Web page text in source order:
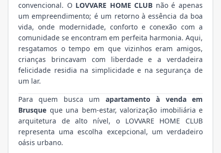
convencional. O LOVVARE HOME CLUB não é apenas
um empreendimento; é um retorno à essência da boa
vida, onde modernidade, conforto e conexão com a
comunidade se encontram em perfeita harmonia. Aqui,
resgatamos o tempo em que vizinhos eram amigos,
crianças brincavam com liberdade e a verdadeira
felicidade residia na simplicidade e na segurança de
um lar.
Para quem busca um apartamento à venda em
Brusque que una bem-estar, valorização imobiliária e
arquitetura de alto nível, o LOVVARE HOME CLUB
representa uma escolha excepcional, um verdadeiro
oásis urbano.